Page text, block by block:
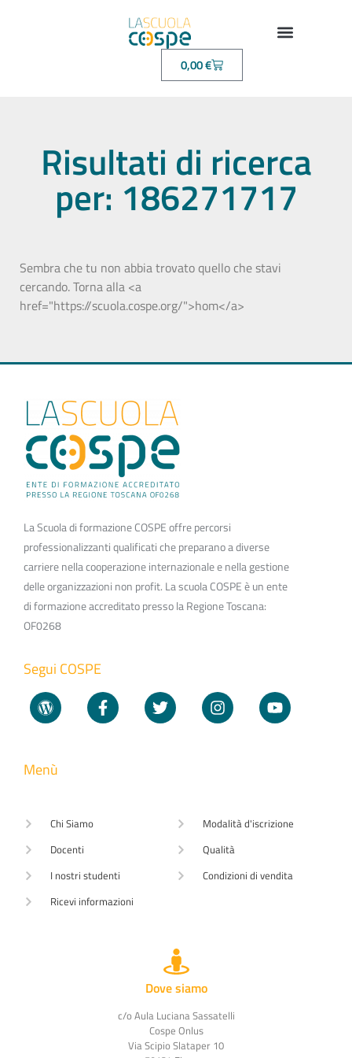
0,00€
Risultati di ricerca
per: 186271717
Sembra che tu non abbia trovato quello che stavi
cercando. Torna alla <a
href="https://scuola.cospe.org/">hom</a>
La Scuola di formazione COSPE offre percorsi
professionalizzanti qualificati che preparano a diverse
carriere nella cooperazione internazionale e nella gestione
delle organizzazioni non profit. La scuola COSPE è un ente
di formazione accreditato presso la Regione Toscana:
OF0268
Segui COSPE
Menù
Chi Siamo
Docenti
I nostri studenti
Ricevi informazioni
Modalità d'iscrizione
Qualità
Condizioni di vendita
Dove siamo
c/o Aula Luciana Sassatelli
Cospe Onlus
Via Scipio Slataper 10